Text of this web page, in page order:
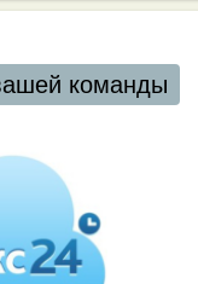
команды